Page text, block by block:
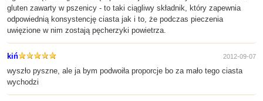
gluten zawarty w pszenicy - to taki ciągliwy składnik, który zapewnia
odpowiednią konsystencję ciasta jak i to, że podczas pieczenia
uwięzione w nim zostają pęcherzyki powietrza.
kiń 2012-09-07
wyszło pyszne, ale ja bym podwoiła proporcje bo za mało tego ciasta
wychodzi